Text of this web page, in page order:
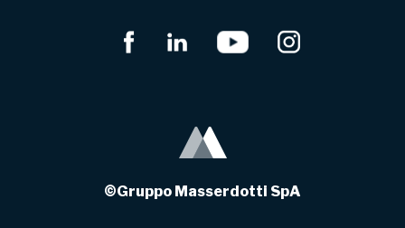
©Gruppo Masserdotti SpA